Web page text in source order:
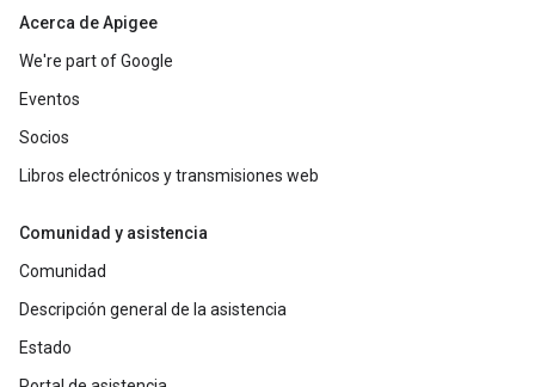
Acerca de Apigee
We're part of Google
Eventos
Socios
Libros electrónicos y transmisiones web
Comunidad y asistencia
Comunidad
Descripción general de la asistencia
Estado